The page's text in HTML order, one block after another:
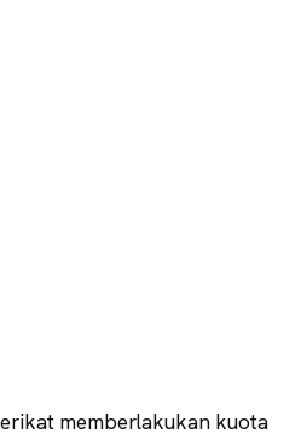
memberlakukan kuota